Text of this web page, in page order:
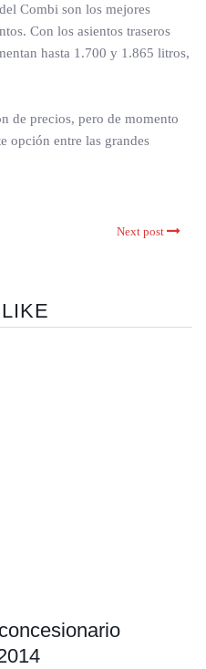
Combi son los mejores
Con los asientos traseros
hasta 1.700 y 1.865 litros,
de precios, pero de momento
opción entre las grandes
Next post